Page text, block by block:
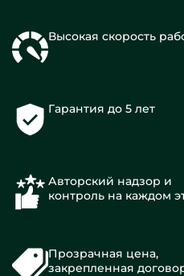
Высокая скорость
Гарантия до 5 лет
Авторский надзор и
контроль на каждом
Прозрачная цена,
закрепленная